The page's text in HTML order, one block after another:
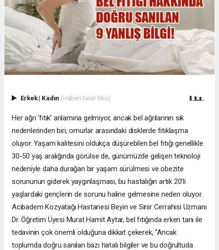
Erkek| Kadın (Haberi Sesli Oku)
Her ağrı ‘fıtık’ anlamına gelmiyor, ancak bel ağrılarının sık
nedenlerinden biri, omurlar arasındaki disklerde fıtıklaşma
oluyor. Yaşam kalitesini oldukça düşürebilen bel fıtığı genellikle
30-50 yaş aralığında görülse de, günümüzde gelişen teknoloji
nedeniyle daha durağan bir yaşam sürülmesi ve obezite
sorununun giderek yaygınlaşması, bu hastalığın artık 20’li
yaşlardaki gençlerin de sorunu haline gelmesine neden oluyor.
Acıbadem Kozyatağı Hastanesi Beyin ve Sinir Cerrahisi Uzmanı
Dr. Öğretim Üyesi Murat Hamit Aytar, bel fıtığında erken tanı ile
tedavinin çok önemli olduğuna dikkat çekerek, “Ancak
toplumda doğru sanılan bazı hatalı bilgiler ve bu doğrultuda